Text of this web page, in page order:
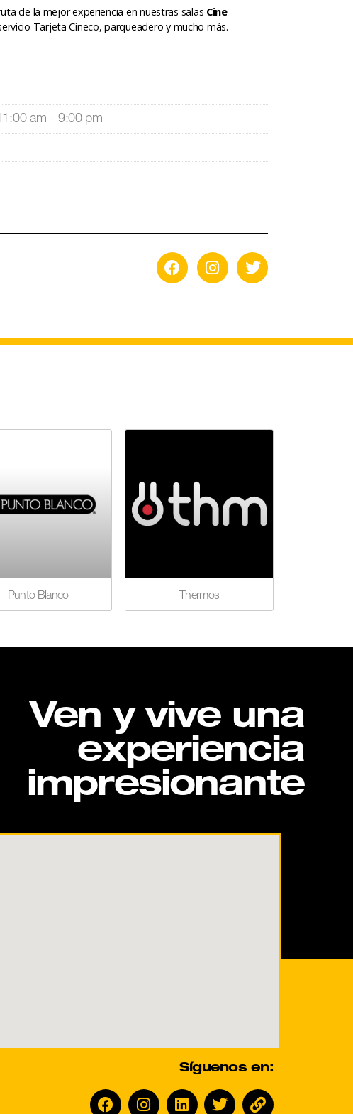
de la mejor experiencia en nuestras salas Cine
Tarjeta Cineco, parqueadero y mucho más.
am - 9:00 pm
Punto Blanco Thermos
Ven y vive una
experiencia
impresionante
Síguenos en: